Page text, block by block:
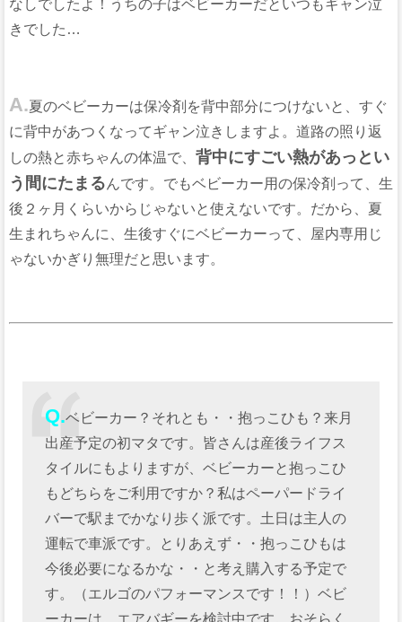
なしでしたよ！うちの子はベビーカーだといつもギャン泣
きでした…
A.夏のベビーカーは保冷剤を背中部分につけないと、すぐ
に背中があつくなってギャン泣きしますよ。道路の照り返
しの熱と赤ちゃんの体温で、 背中にすごい熱があっとい
う間にたまるんです。でもベビーカー用の保冷剤って、生
後２ヶ月くらいからじゃないと使えないです。だから、夏
生まれちゃんに、生後すぐにベビーカーって、屋内専用じ
ゃないかぎり無理だと思います。
Q.ベビーカー？それとも・・抱っこひも？来月
出産予定の初マタです。皆さんは産後ライフス
タイルにもよりますが、ベビーカーと抱っこひ
もどちらをご利用ですか？私はペーパードライ
バーで駅までかなり歩く派です。土日は主人の
運転で車派です。とりあえず・・抱っこひもは
今後必要になるかな・・と考え購入する予定で
す。（エルゴのパフォーマンスです！！）ベビ
ーカーは、エアバギーを検討中です。おそらく